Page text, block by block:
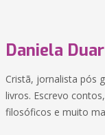
Daniela
Cristã, jornalista pós
livros. Escrevo
filosóficos e muito